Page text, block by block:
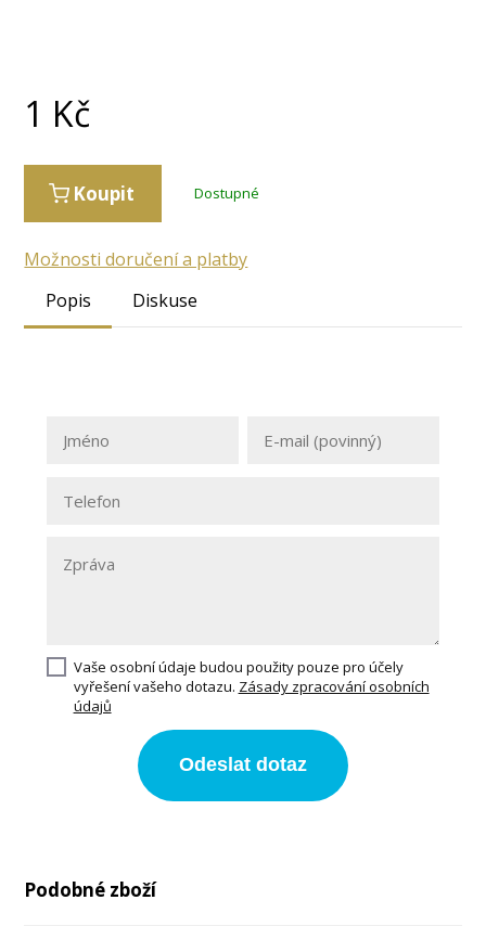
1 Kč
Koupit Dostupné
Možnosti doručení a platby
Popis
Diskuse
Vaše osobní údaje budou použity pouze pro účely
vyřešení vašeho dotazu. Zásady zpracování osobních
údajů
Odeslat dotaz
Podobné zboží